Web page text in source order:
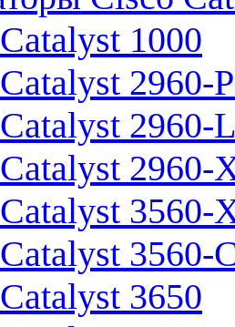
1000
2960-
2960-L
2960-
3560-
3560-
3650